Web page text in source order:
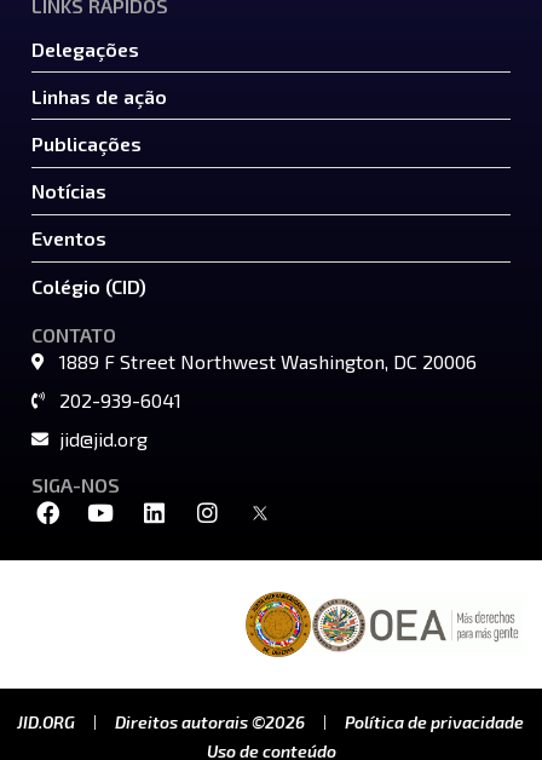
LINKS RÁPIDOS
Delegações
Linhas de ação
Publicações
Notícias
Eventos
Colégio (CID)
CONTATO
1889 F Street Northwest Washington, DC 20006
202-939-6041
jid@jid.org
SIGA-NOS
JID.ORG Direitos autorais ©2026
Política de privacidade
Uso de conteúdo